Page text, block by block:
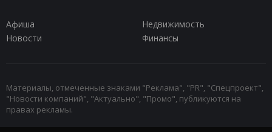
Афиша
Недвижимость
Новости
Финансы
Материалы, отмеченные знаками "Реклама", "PR", "Спецпроект",
"Новости компаний", "Актуально", "Промо", публикуются на
правах рекламы.